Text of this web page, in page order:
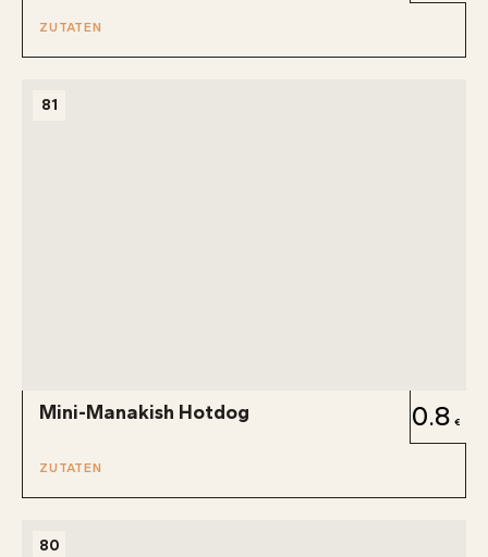
ZUTATEN
81
Mini-Manakish Hotdog 0.8
ZUTATEN
80